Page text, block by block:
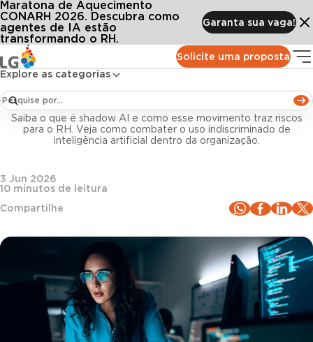
Solicite uma proposta
Explore as categorias
Maratona de Aquecimento
CONARH 2026. Descubra como
agentes de IA estão
transformando o RH.
Garanta sua vaga!
Conteúdos Blog LG
Shadow AI no RH: riscos, realidade e como a empresa deve agir
Inteligência artificial
Shadow AI no RH: riscos, realidade e como a
empresa deve agir
Saiba o que é shadow AI e como esse movimento traz riscos
para o RH. Veja como combater o uso indiscriminado de
inteligência artificial dentro da organização.
3 Jun 2026
10 minutos de leitura
Compartilhe